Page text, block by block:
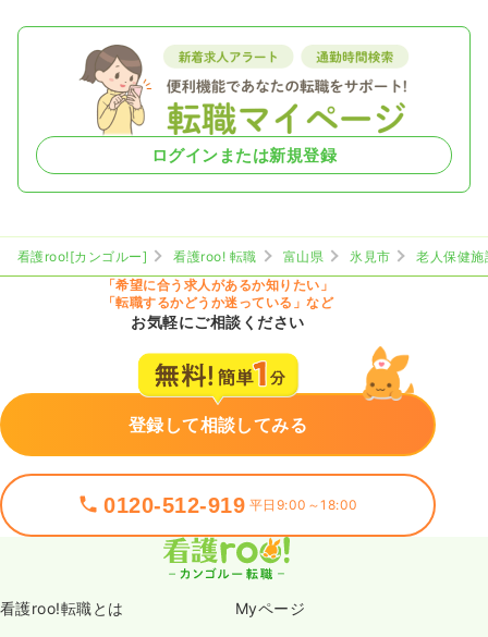
ログインまたは新規登録
看護roo![カンゴルー] 看護roo! 転職 富山県 氷見市
老人保健
「希望に合う求人があるか知りたい」
「転職するかどうか迷っている」など
お気軽にご相談ください
登録して相談してみる
0120-512-919 平日9:00～18:00
看護roo!転職とは Myページ